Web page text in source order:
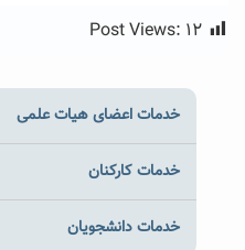
Post Views: ۱۲
خدمات اعضای هیات علمی
خدمات کارکنان
خدمات دانشجویان